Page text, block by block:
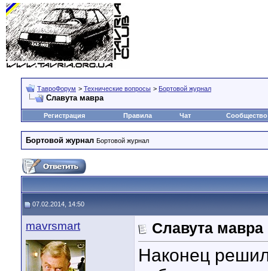
ТавроФорум > Технические вопросы > Бортовой журнал
Славута мавра
Регистрация Правила Чат Сообщество
Бортовой журнал Бортовой журнал
07.02.2014, 14:50
mavrsmart Славута мавра
Наконец